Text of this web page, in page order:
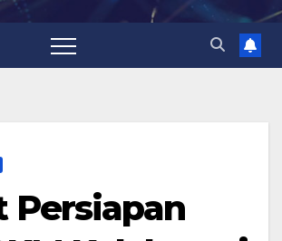
Persiapan